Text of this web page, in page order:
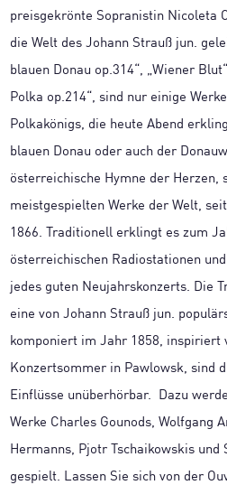
preisgekrönte Sopranistin Nicoleta
die Welt des Johann Strauß jun.
blauen Donau op.314“, „Wiener
Polka op.214“, sind nur einige
Polkakönigs, die heute Abend
blauen Donau oder auch der
österreichische Hymne der Herzen,
meistgespielten Werke der Welt,
1866. Traditionell erklingt es zum
österreichischen Radiostationen
jedes guten Neujahrskonzerts. Die
eine von Johann Strauß jun.
komponiert im Jahr 1858, inspiriert
Konzertsommer in Pawlowsk, sind
Einflüsse unüberhörbar. Dazu
Werke Charles Gounods, Wolfgang
Hermanns, Pjotr Tschaikowskis und
gespielt. Lassen Sie sich von der